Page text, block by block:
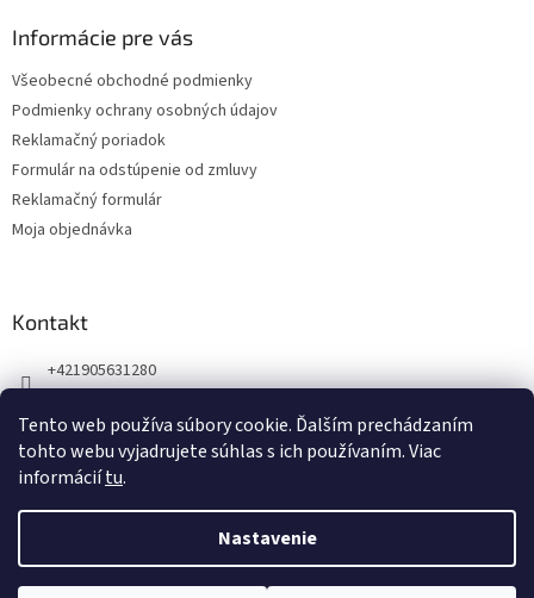
Tento web používa súbory cookie. Ďalším prechádzaním
tohto webu vyjadrujete súhlas s ich používaním. Viac
informáciítu.
Nastavenie
Informácie pre vás
Všeobecné obchodné podmienky
Podmienky ochrany osobných údajov
Reklamačný poriadok
Formulár na odstúpenie od zmluvy
Reklamačný formulár
Moja objednávka
Kontakt
+421905631280
123zdravie.sk/
Vytvoril Shoptet